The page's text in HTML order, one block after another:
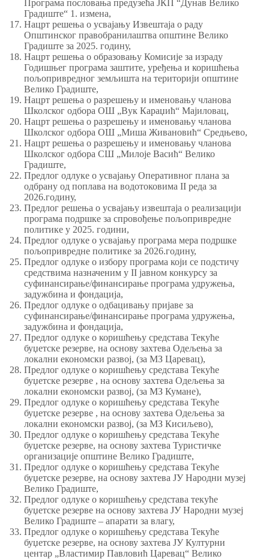
Програма пословања предузећа ЈКП “Дунав Велико
Градиште“ 1. измена,
Нацрт решења о усвајању Извештаја о раду
Општинског правобранилаштва општине Велико
Градиште за 2025. годину,
Нацрт решења о образовању Комисије за израду
Годишњег програма заштите, уређења и коришћења
пољопривредног земљишта на територији општине
Велико Градиште,
Нацрт решења о разрешењу и именовању чланова
Школског одбора ОШ „Вук Караџић“ Мајиловац,
Нацрт решења о разрешењу и именовању чланова
Школског одбора ОШ „Миша Живановић“ Средњево,
Нацрт решења о разрешењу и именовању чланова
Школског одбора СШ „Милоје Васић“ Велико
Градиште,
Предлог одлуке о усвајању Оперативног плана за
одбрану од поплава на водотоковима II реда за
2026.годину,
Предлог решења о усвајању извештаја о реализацији
програма подршке за спровођење пољопривредне
политике у 2025. години,
Предлог одлуке о усвајању програма мера подршке
пољопривредне политике за 2026.годину,
Предлог одлуке о избору програма који се подстичу
средствима назначеним у II јавном конкурсу за
суфинансирање/финансирање програма удружења,
задужбина и фондација,
Предлог одлуке о одбацивању пријаве за
суфинансирање/финансирање програма удружења,
задужбина и фондација,
Предлог одлуке о коришћењу средстава Текуће
буџетске резерве, на основу захтева Одељења за
локални економски развој, (за МЗ Царевац),
Предлог одлуке о коришћењу средстава Текуће
буџетске резерве , на основу захтева Одељења за
локални економски развој, (за МЗ Кумане),
Предлог одлуке о коришћењу средстава Текуће
буџетске резерве , на основу захтева Одељења за
локални економски развој, (за МЗ Кисиљево),
Предлог одлуке о коришћењу средстава Текуће
буџетске резерве, на основу захтева Туристичке
организације општине Велико Градиште,
Предлог одлуке о коришћењу средстава Текуће
буџетске резерве, на основу захтева ЈУ Народни музеј
Велико Градиште,
Предлог одлуке о коришћењу средстава текуће
буџетске резерве на основу захтева ЈУ Народни музеј
Велико Градиште – апарати за влагу,
Предлог одлуке о коришћењу средстава Текуће
буџетске резерве, на основу захтева ЈУ Културни
центар „Властимир Павловић Царевац“ Велико